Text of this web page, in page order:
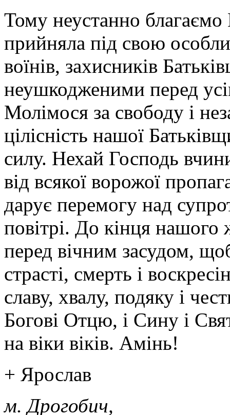
Тому неустанно
прийняла під свою
воїнів, захисників
неушкодженими перед
Молімося за свободу і
цілісність нашої
силу. Нехай Господь
від всякої ворожої
дарує перемогу над
повітрі. До кінця нашого
перед вічним засудом,
страсті, смерть і
славу, хвалу, подяку і
Богові Отцю, і Сину і
на віки віків. Амінь!
+ Ярослав
м. Дрогобич,